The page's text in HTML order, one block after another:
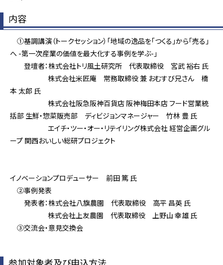
内容
①基調講演（トークセッション）「地域の逸品を「つくる」から「売る」
へ -第一次産業の価値を最大化する事例を学ぶ-」
登壇者：株式会社トリ風土研究所 代表取締役 宮武 裕右 氏
株式会社米匠庵 常務取締役 兼 おむすび兄さん 橋
本 太郎 氏
株式会社阪急阪神百貨店 阪神梅田本店 フード営業統
括部 生鮮・惣菜販売部 ディビジョンマネージャー 竹林 豊 氏
エイチ・ツー・オー・リテイリング株式会社 経営企画グル
ープ 関西おいしい総研プロジェクト
イノベーションプロデューサー 前田 篤 氏
②事例発表
発表者：株式会社八旗農園 代表取締役 高平 昌英 氏
株式会社上友農園 代表取締役 上野山 幸雄 氏
③交流会・意見交換会